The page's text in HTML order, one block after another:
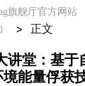
旗舰厅官方网站
> 正文
讲堂：基于
境能量俘获